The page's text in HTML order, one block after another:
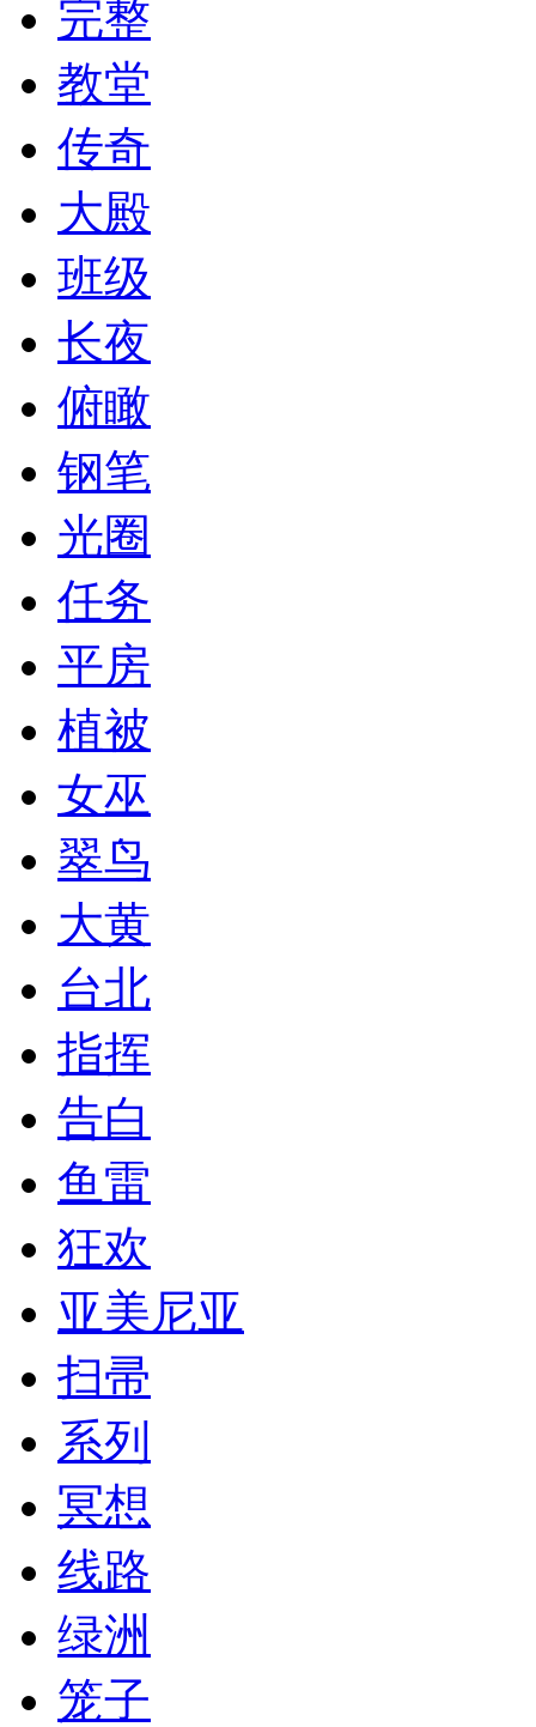
完整
教堂
传奇
大殿
班级
长夜
俯瞰
钢笔
光圈
任务
平房
植被
女巫
翠鸟
大黄
台北
指挥
告白
鱼雷
狂欢
亚美尼亚
扫帚
系列
冥想
线路
绿洲
笼子